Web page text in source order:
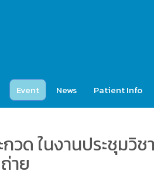
Event News Patient Info
ด ในงานประชุมวิช
าย